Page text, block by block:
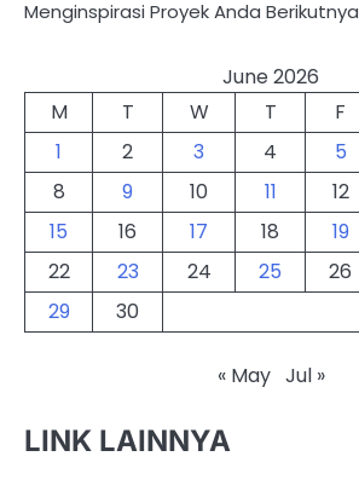
Menginspirasi Proyek Anda Berikutnya
June 2026
M
T W T F
1
2 3 4 5
8
9 10 11 12
15
16 17 18 19
22
23 24 25 26
29
30
« May Jul »
LINK LAINNYA